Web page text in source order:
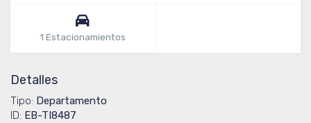
1 Estacionamientos
Detalles
Tipo: Departamento
ID: EB-TI8487